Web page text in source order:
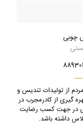
چوبی
از تولیدات تندیس و
گیری از کادرمجرب در
در جهت کسب رضایت
داشته باشد.